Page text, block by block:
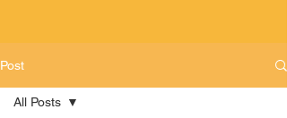
Post
All Posts